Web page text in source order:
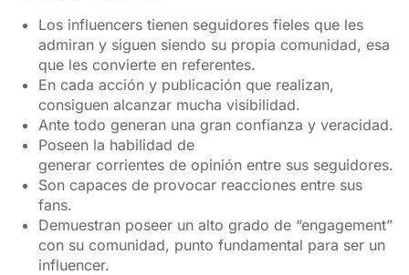
Los influencers tienen seguidores fieles que les
admiran y siguen siendo su propia comunidad, esa
que les convierte en referentes.
En cada acción y publicación que realizan,
consiguen alcanzar mucha visibilidad.
Ante todo generan una gran confianza y veracidad.
Poseen la habilidad de
generar corrientes de opinión entre sus seguidores.
Son capaces de provocar reacciones entre sus
fans.
Demuestran poseer un alto grado de “engagement”
con su comunidad, punto fundamental para ser un
influencer.